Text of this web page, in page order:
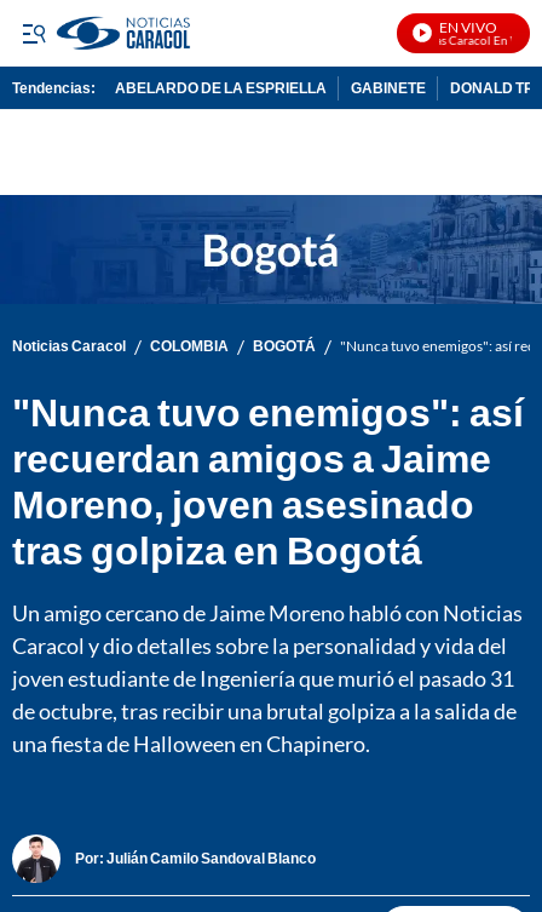
EN VIVO
Noticias Caracol En Vivo
Tendencias: ABELARDO DE LA ESPRIELLA GABINETE DONALD
Noticias Caracol / COLOMBIA / BOGOTÁ / "Nunca tuvo enemigos": así
"Nunca tuvo enemigos": así
recuerdan amigos a Jaime
Moreno, joven asesinado
tras golpiza en Bogotá
Un amigo cercano de Jaime Moreno habló con Noticias
Caracol y dio detalles sobre la personalidad y vida del
joven estudiante de Ingeniería que murió el pasado 31
de octubre, tras recibir una brutal golpiza a la salida de
una fiesta de Halloween en Chapinero.
Por: Julián Camilo Sandoval Blanco